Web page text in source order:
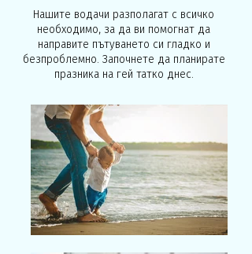
Нашите водачи разполагат с всичко
необходимо, за да ви помогнат да
направите пътуването си гладко и
безпроблемно. Започнете да планирате
празника на гей татко днес.